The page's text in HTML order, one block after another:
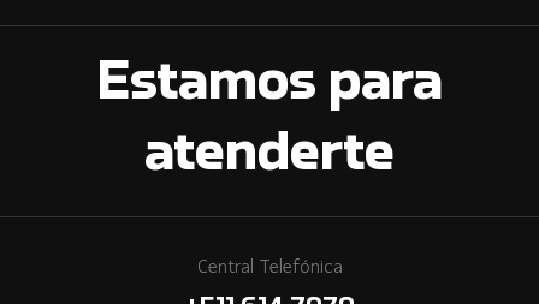
Estamos para
atenderte
Central Telefónica